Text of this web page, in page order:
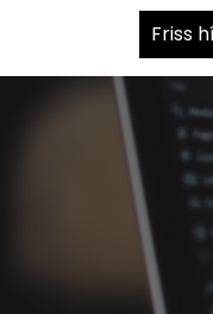
Friss
Hogyan